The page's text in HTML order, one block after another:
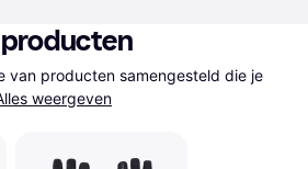
van producten samengesteld die je
weergeven